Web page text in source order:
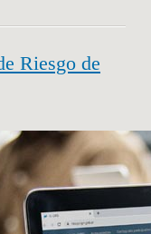
Riesgo de